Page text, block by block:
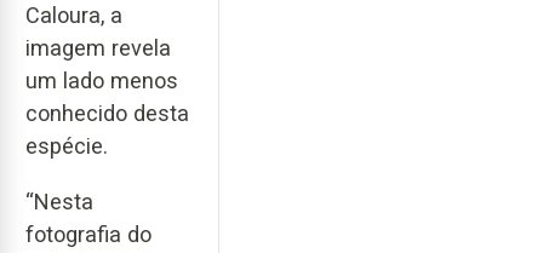
Caloura, a
imagem revela
um lado menos
conhecido desta
espécie.
“Nesta
fotografia do